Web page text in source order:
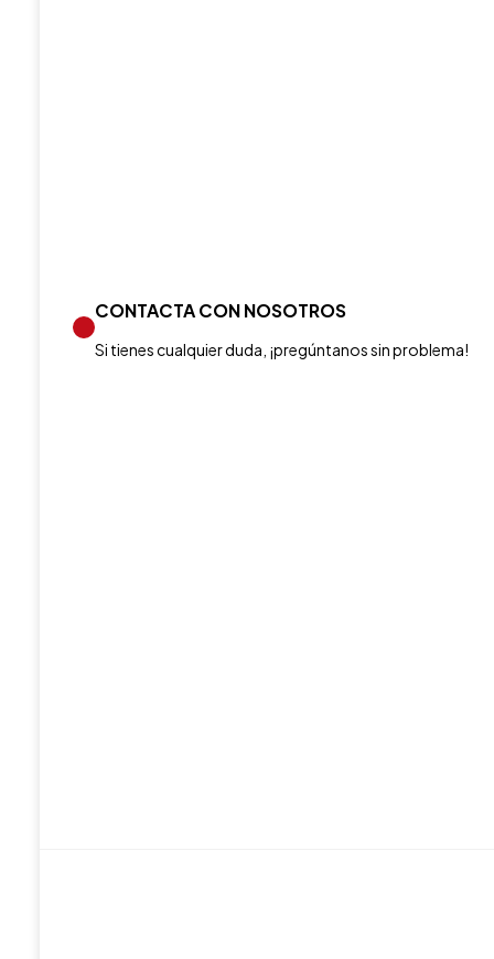
CONTACTA CON NOSOTROS
Si tienes cualquier duda, ¡pregúntanos sin problema!